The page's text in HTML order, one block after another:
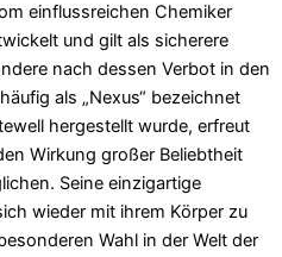
einflussreichen Chemiker
und gilt als sicherere
nach dessen Verbot in den
als „Nexus“ bezeichnet
hergestellt wurde, erfreut
Wirkung großer Beliebtheit
Seine einzigartige
wieder mit ihrem Körper zu
Wahl in der Welt der